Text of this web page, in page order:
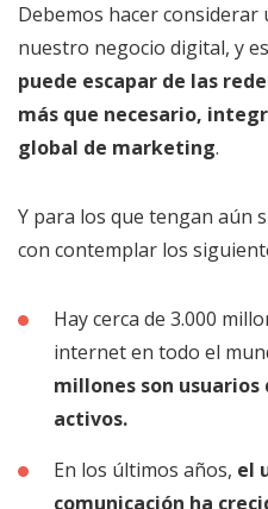
Debemos hacer
nuestro negocio digital, y
puede escapar de las
más que necesario,
global de marketing.
Y para los que tengan aún
con contemplar los
Hay cerca de 3.000
internet en todo el
millones son usuarios
activos.
En los últimos años, el
comunicación ha